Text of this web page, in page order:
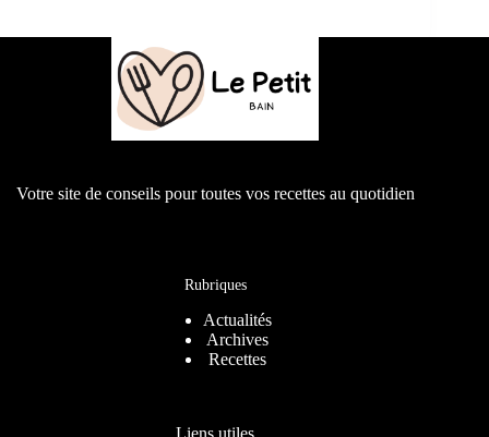
Votre site de conseils pour toutes vos recettes au quotidien
Rubriques
Actualités
Archives
Recettes
Liens utiles